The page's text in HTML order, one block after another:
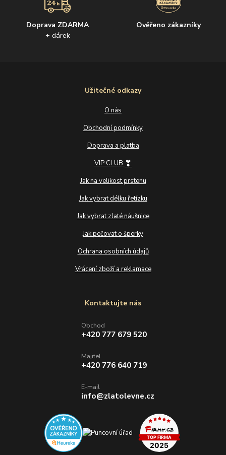
Doprava ZDARMA
+ dárek
Ověřeno zákazníky
Užitečné odkazy
O nás
Obchodní podmínky
Doprava a platba
VIP CLUB ❣
Jak na velikost prstenu
Jak vybrat délku řetízku
Jak vybrat zlaté náušnice
Jak pečovat o šperky
Ochrana osobních údajů
Vrácení zboží a reklamace
Kontaktujte nás
Obchod
+420 777 679 520
Majitel
+420 776 640 719
E-mail
info@zlatolevne.cz